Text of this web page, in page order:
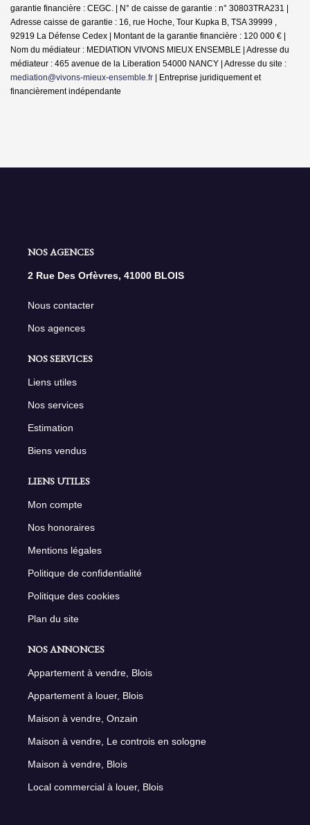
garantie financière : CEGC. | N° de caisse de garantie : n° 30803TRA231 |
Adresse caisse de garantie : 16, rue Hoche, Tour Kupka B, TSA 39999 ,
92919 La Défense Cedex | Montant de la garantie financière : 120 000 € |
Nom du médiateur : MEDIATION VIVONS MIEUX ENSEMBLE | Adresse du
médiateur : 465 avenue de la Liberation 54000 NANCY | Adresse du site :
mediation@vivons-mieux-ensemble.fr | Entreprise juridiquement et
financièrement indépendante
NOS AGENCES
2 Rue Des Orfèvres, 41000 BLOIS
Nous contacter
Nos agences
NOS SERVICES
Liens utiles
Nos services
Estimation
Biens vendus
LIENS UTILES
Mon compte
Nos honoraires
Mentions légales
Politique de confidentialité
Politique des cookies
Plan du site
NOS ANNONCES
Appartement à vendre, Blois
Appartement à louer, Blois
Maison à vendre, Onzain
Maison à vendre, Le controis en sologne
Maison à vendre, Blois
Local commercial à louer, Blois